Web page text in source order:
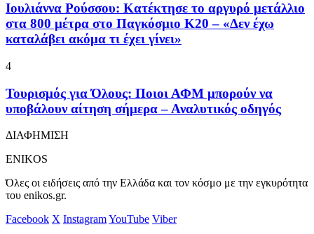
Ιουλιάννα Ρούσσου: Κατέκτησε το αργυρό μετάλλιο
στα 800 μέτρα στο Παγκόσμιο Κ20 – «Δεν έχω
καταλάβει ακόμα τι έχει γίνει»
4
Τουρισμός για Όλους: Ποιοι ΑΦΜ μπορούν να
υποβάλουν αίτηση σήμερα – Αναλυτικός οδηγός
ΔΙΑΦΗΜΙΣΗ
ENIKOS
Όλες οι ειδήσεις από την Ελλάδα και τον κόσμο με την εγκυρότητα
του enikos.gr.
Facebook X InstagramYouTube Viber